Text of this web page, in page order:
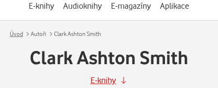
E-knihy Audioknihy E-magazíny Aplikace
Úvod Autoři Clark Ashton Smith
Clark Ashton Smith
E-knihy